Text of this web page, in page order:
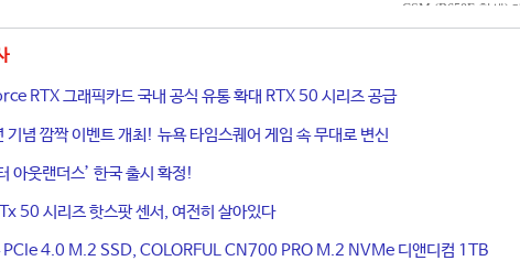
RTX 그래픽카드 국내 공식 유통 확대 RTX 50 시리즈 공급
기념 깜짝 이벤트 개최! 뉴욕 타임스퀘어 게임 속 무대로 변신
아웃랜더스’ 한국 출시 확정!
50 시리즈 핫스팟 센서, 여전히 살아있다
PCIe 4.0 M.2 SSD, COLORFUL CN700 PRO M.2 NVMe 디앤디컴 1TB